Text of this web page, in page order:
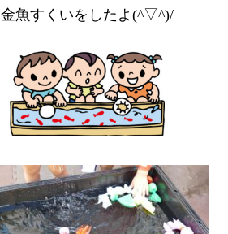
金魚すくいをしたよ(^▽^)/